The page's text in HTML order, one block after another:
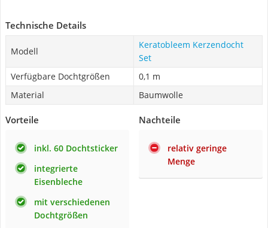
Technische Details
Modell
Keratobleem Kerzendocht
Set
Verfügbare Dochtgrößen
0,1 m
Material
Baumwolle
Vorteile
inkl. 60 Dochtsticker
integrierte
Eisenbleche
mit verschiedenen
Dochtgrößen
Nachteile
relativ geringe
Menge